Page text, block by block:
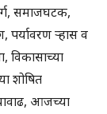
समाजघटक,
पर्यावरण ऱ्हास व
विकासाच्या
शोषित
आजच्या